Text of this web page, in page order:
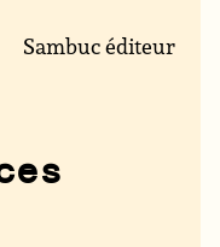
Sambuc éditeur